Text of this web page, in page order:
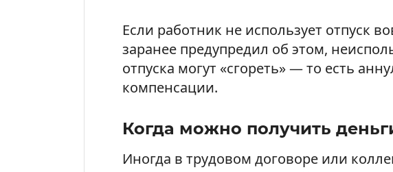
Если работник не использует отпуск
заранее предупредил об этом,
отпуска могут «сгореть» — то есть
компенсации.
Когда можно получить
Иногда в трудовом договоре или